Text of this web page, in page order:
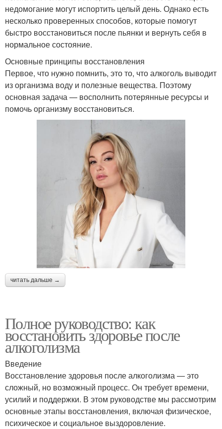
недомогание могут испортить целый день. Однако есть
несколько проверенных способов, которые помогут
быстро восстановиться после пьянки и вернуть себя в
нормальное состояние.
Основные принципы восстановления
Первое, что нужно помнить, это то, что алкоголь выводит
из организма воду и полезные вещества. Поэтому
основная задача — восполнить потерянные ресурсы и
помочь организму восстановиться.
читать дальше →
Полное руководство: как
восстановить здоровье после
алкоголизма
Введение
Восстановление здоровья после алкоголизма — это
сложный, но возможный процесс. Он требует времени,
усилий и поддержки. В этом руководстве мы рассмотрим
основные этапы восстановления, включая физическое,
психическое и социальное выздоровление.